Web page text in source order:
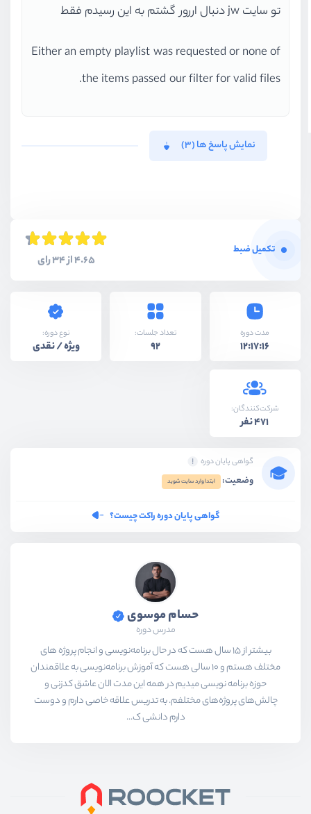
تو سایت jw دنبال اررور گشتم به این رسیدم فقط
Either an empty playlist was requested or none of
the items passed our filter for valid files.
نمایش پاسخ ها (3)
تکمیل ضبط
4.65 از 34 رای
مدت دوره
12:17:16
تعداد جلسات:
92
نوع دوره:
ویژه / نقدی
شرکت‌کنندگان:
471 نفر
گواهی پایان دوره
وضعیت: ابتدا وارد سایت شوید
گواهی پایان دوره راکت چیست؟
حسام موسوی
مدرس دوره
بیشتر از ۱۵ سال هست که در حال برنامه‌نویسی و انجام پروژه های
مختلف هستم و ۱۰ سالی هست که آموزش برنامه‌نویسی به علاقمندان
حوزه برنامه نویسی میدیم در همه این مدت الان عاشق کدزنی و
چالش‌های پروژه‌های مختلفم. به تدریس علاقه خاصی دارم و دوست
دارم دانشی ک...